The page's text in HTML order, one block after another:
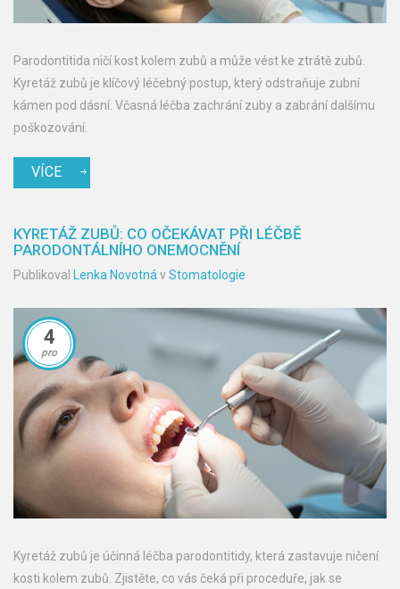
Parodontitida ničí kost kolem zubů a může vést ke ztrátě zubů.
Kyretáž zubů je klíčový léčebný postup, který odstraňuje zubní
kámen pod dásní. Včasná léčba zachrání zuby a zabrání dalšímu
poškozování.
VÍCE
KYRETÁŽ ZUBŮ: CO OČEKÁVAT PŘI LÉČBĚ
PARODONTÁLNÍHO ONEMOCNĚNÍ
Publikoval Lenka NovotnávStomatologie
4
pro
Kyretáž zubů je účinná léčba parodontitidy, která zastavuje ničení
kosti kolem zubů. Zjistěte, co vás čeká při proceduře, jak se